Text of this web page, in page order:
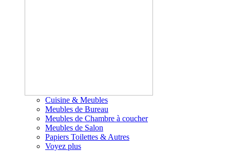
Cuisine & Meubles
Meubles de Bureau
Meubles de Chambre à coucher
Meubles de Salon
Papiers Toilettes & Autres
Voyez plus